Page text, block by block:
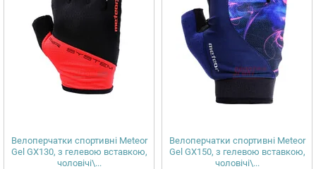
Велоперчатки спортивні Meteor
Gel GX130, з гелевою вставкою,
чоловічі\...
Велоперчатки спортивні Meteor
Gel GX150, з гелевою вставкою,
чоловічі\...